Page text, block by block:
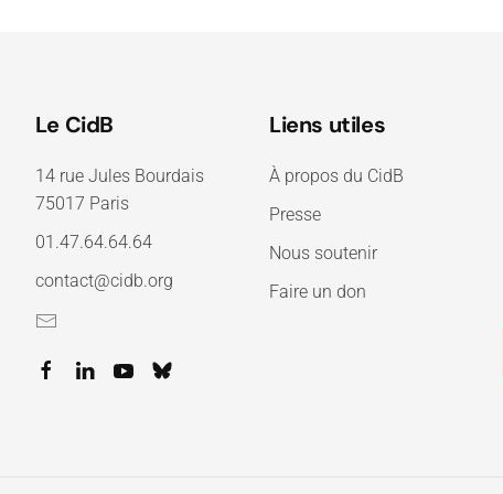
Le CidB
14 rue Jules Bourdais
75017 Paris
01.47.64.64.64
contact@cidb.org
Liens utiles
À propos du CidB
Presse
Nous soutenir
Faire un don